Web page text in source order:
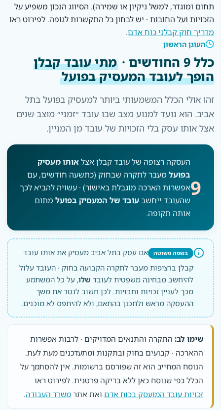
תחום ומוגדר, למשל ניקיון או שמירה). הסיווג הנכון משפיע על
הזכויות ועל החובות · יש לבחון כל התקשרות לגופה. לפירוט ראו
מדריך חוק קבלני כוח אדם.
העוגן הראשון
כלל 9 החודשים ·
מתי עובד קבלן
הופך לעובד המעסיק בפועל
זהו אולי הכלל המשמעותי ביותר למעסיק בפועל בתל
אביב. הוא נועד למנוע מצב שבו עובד ״זמני״ מוצב שנים
אצל אותו עסק בלי הזכויות של עובד מן המניין.
9
העסקה רצופה של עובד קבלן אצלאותו מעסיק
בפועל מעבר לתקרה שבחוק (כתשעה חודשים, עם
אפשרות הארכה מוגבלת באישור) · עשויה להביא לכך
שהעובד ייחשבעובד של המעסיק בפועל מתום
אותה תקופה.
בשפה פשוטה
אם עסק בתל אביב מעסיק את אותו עובד
קבלן ברציפות מעבר לתקרה הקבועה בחוק · העובד עלול
להיחשב מבחינה משפטית לעובד שלו, על כל המשתמע
מכך לעניין זכויות וחבויות. לכן חשוב לנטר את משך
ההעסקה מראש ולתכנן בהתאם, ולא להיתפס לא מוכנים.
שימו לב: התקרה והתנאים המדויקים · לרבות אפשרות
ההארכה · קבועים בחוק ובתקנות ומתעדכנים מעת לעת.
הנוסח המחייב הוא זה שפורסם ברשומות. אין להסתמך על
הכלל כפי שנוסח כאן ללא בדיקה פרטנית. לפירוט ראו
זכויות עובד המועסק בכוח אדם ואת אתרמשרד העבודה.